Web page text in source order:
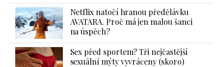
Netflix natočí hranou předělávku
AVATARA. Proč má jen malou šanci
na úspěch?
Sex před sportem? Tři nejčastější
sexuální mýty vyvráceny (skoro)